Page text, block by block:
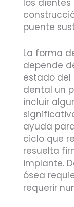
puente
La forma
depende
estado del
dental un
incluir
ayuda
ciclo que
resuelta
implante.
ósea
requerir